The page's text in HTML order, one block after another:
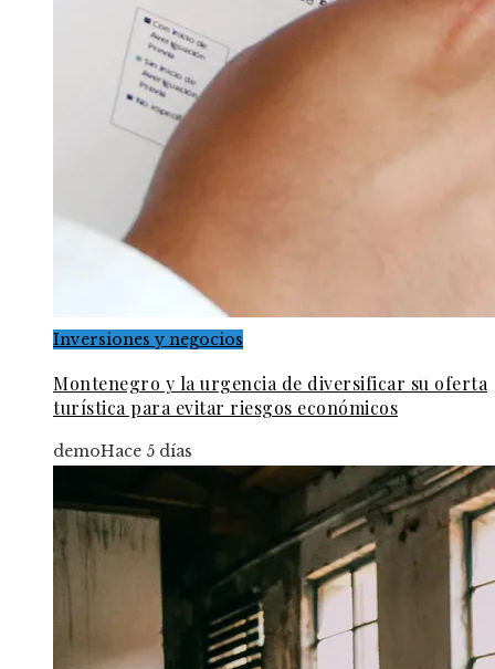
Inversiones y negocios
Montenegro y la urgencia de diversificar su oferta
turística para evitar riesgos económicos
demoHace 5 días